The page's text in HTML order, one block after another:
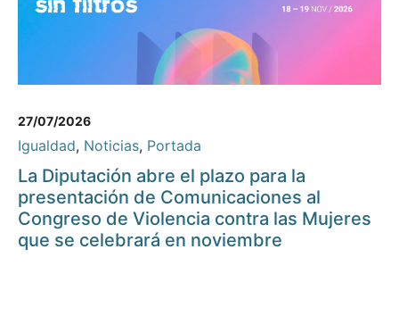
27/07/2026
Igualdad, Noticias, Portada
La Diputación abre el plazo para la
presentación de Comunicaciones al
Congreso de Violencia contra las Mujeres
que se celebrará en noviembre